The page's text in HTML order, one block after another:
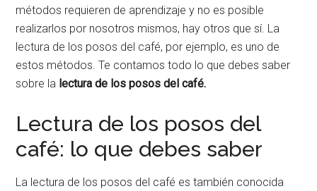
métodos requieren de aprendizaje y no es posible
realizarlos por nosotros mismos, hay otros que sí. La
lectura de los posos del café, por ejemplo, es uno de
estos métodos. Te contamos todo lo que debes saber
sobre la lectura de los posos del café.
Lectura de los posos del
café: lo que debes saber
La lectura de los posos del café es también conocida